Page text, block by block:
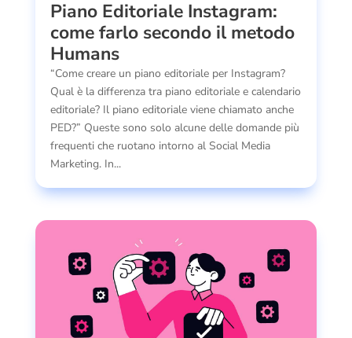
Piano Editoriale Instagram:
come farlo secondo il metodo
Humans
“Come creare un piano editoriale per Instagram?
Qual è la differenza tra piano editoriale e calendario
editoriale? Il piano editoriale viene chiamato anche
PED?” Queste sono solo alcune delle domande più
frequenti che ruotano intorno al Social Media
Marketing. In...